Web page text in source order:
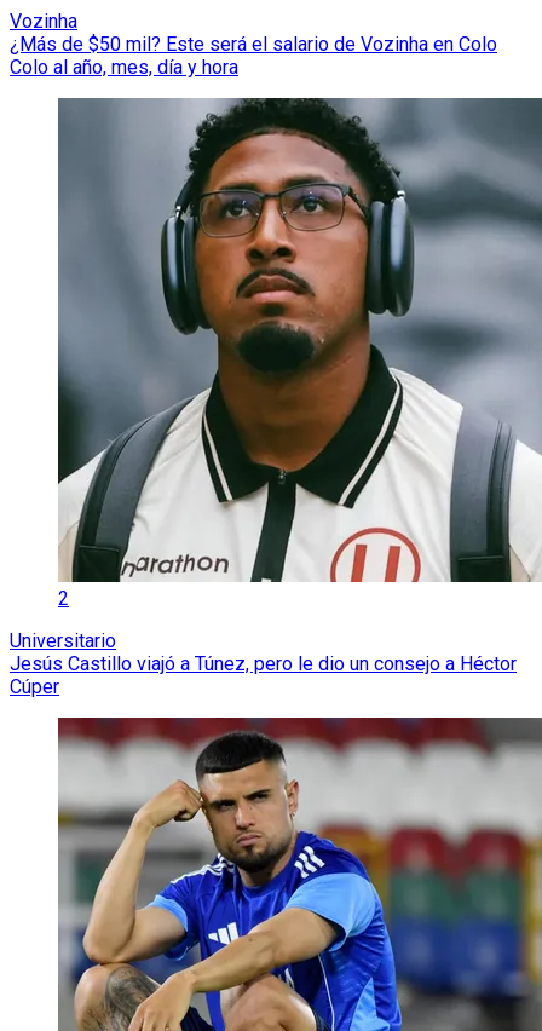
Vozinha
¿Más de $50 mil? Este será el salario de Vozinha en Colo
Colo al año, mes, día y hora
2
Universitario
Jesús Castillo viajó a Túnez, pero le dio un consejo a Héctor
Cúper